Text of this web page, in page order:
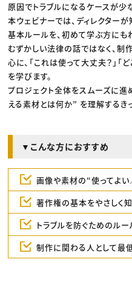
原因でトラブルになるケースが少
本ウェビナーでは、ディレクター
基本ルールを、初めて学ぶ方にも
むずかしい法律の話ではなく、制
心に、「これは使って大丈夫？」「
を学びます。
プロジェクト全体をスムーズに
える素材とは何か” を理解するき
▼こんな方におすすめ
画像や素材の“使ってよ
著作権の基本をやさしく
トラブルを防ぐためのル
制作に関わる人として最